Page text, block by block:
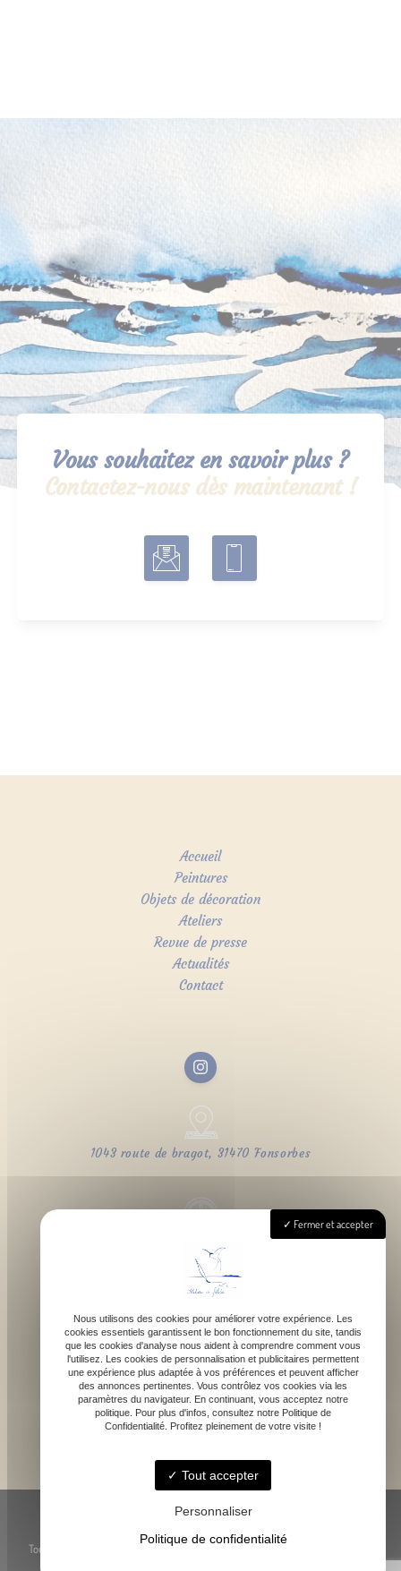
Vous souhaitez en savoir plus ?
Contactez-nous dès maintenant !
Accueil
Peintures
Objets de décoration
Ateliers
Revue de presse
Actualités
Contact
1043 route de bragot, 31470 Fonsorbes
Lundi - Samedi : 9h - 18h
contact@atelierdefelicie.fr
06 08 95 80 82
-Mentions légales
Toute reproduction, représentation ou utilisation des œuvres présentées, même
Fermer et accepter
Nous utilisons des cookies pour améliorer votre expérience. Les
cookies essentiels garantissent le bon fonctionnement du site, tandis
que les cookies d'analyse nous aident à comprendre comment vous
l'utilisez. Les cookies de personnalisation et publicitaires permettent
une expérience plus adaptée à vos préférences et peuvent afficher
des annonces pertinentes. Vous contrôlez vos cookies via les
paramètres du navigateur. En continuant, vous acceptez notre
politique. Pour plus d'infos, consultez notre Politique de
Confidentialité. Profitez pleinement de votre visite !
Tout accepter
Personnaliser
Politique de confidentialité